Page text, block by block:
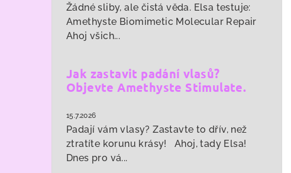
Žádné sliby, ale čistá věda. Elsa testuje:
Amethyste Biomimetic Molecular Repair
Ahoj všich...
Jak zastavit padání vlasů?
Objevte Amethyste Stimulate.
15.7.2026
Padají vám vlasy? Zastavte to dřív, než
ztratíte korunu krásy! Ahoj, tady Elsa!
Dnes pro vá...